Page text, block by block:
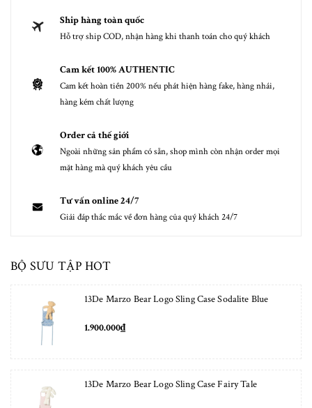
Ship hàng toàn quốc
Hỗ trợ ship COD, nhận hàng khi thanh toán cho quý khách
Cam kết 100% AUTHENTIC
Cam kết hoàn tiền 200% nếu phát hiện hàng fake, hàng nhái,
hàng kém chất lượng
Order cả thế giới
Ngoài những sản phẩm có sẵn, shop mình còn nhận order mọi
mặt hàng mà quý khách yêu cầu
Tư vấn online 24/7
Giải đáp thắc mắc về đơn hàng của quý khách 24/7
BỘ SƯU TẬP HOT
13De Marzo Bear Logo Sling Case Sodalite Blue
1.900.000₫
13De Marzo Bear Logo Sling Case Fairy Tale